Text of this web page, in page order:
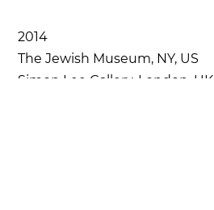
2014
The Jewish Museum, NY, US
Simon Lee Gallery, London, UK